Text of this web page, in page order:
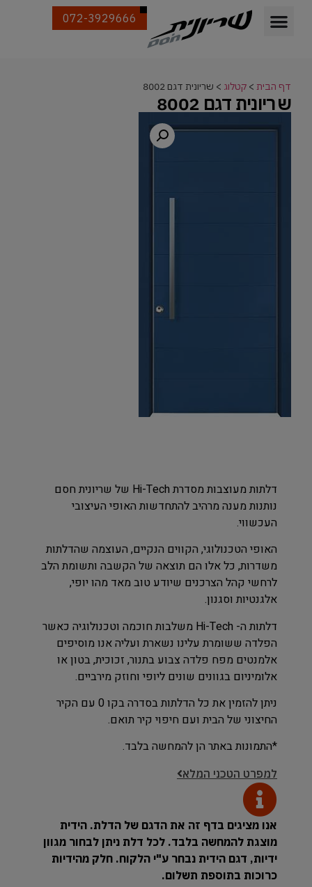
072-3929666
דף הבית > קטלוג > שריונית דגם 8002
שריונית דגם 8002
דלתות מעוצבות מסדרת Hi-Tech של שריונית חסם
נותנות מענה מרהיב להתחדשות האופי העיצובי
העכשווי.
האופי הטכנולוגי, הקווים הנקיים, העוצמה שהדלתות
משדרות, כל אלו הם תוצאה של הקשבה ותשומת הלב
לרחשי קהל הצרכנים שיודע טוב מאד מהו יופי,
אלגנטיות וסגנון.
דלתות ה- Hi-Tech משלבות חוכמה וטכנולוגיה כאשר
הפלדה ששומרת עלינו נשארת ועליה אנו מוסיפים
אלמנטים מפח פלדה צבוע בתנור, זכוכית, בטון או
אלומיניום בגוונים שונים ליופי וחוזק מירביים.
ניתן להזמין את כל הדלתות בסדרה בקו 0 עם הקיר
החיצוני של הבית ועם חיפוי קיר תואם.
*התמונות באתר הן להמחשה בלבד.
למפרט הטכני המלא
אנו מציגים בדף זה את הדגם של הדלת. הידית
מוצגת להמחשה בלבד. לכל דלת ניתן לבחור מגוון
ידיות, דגם הידית נבחר ע"י הלקוח. חלק מהידיות
כרוכות בתוספת תשלום.